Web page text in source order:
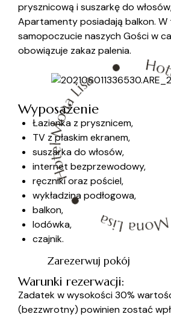
prysznicową i suszarkę do
Apartamenty posiadają balkon.
samopoczucie naszych Gości w
obowiązuje zakaz palenia.
Wyposażenie
Łazienka z prysznicem,
TV z płaskim ekranem,
suszarka do włosów,
internet bezprzewodowy,
ręczniki oraz pościel,
wykładzina podłogowa,
balkon,
lodówka,
czajnik.
Zarezerwuj pokój
Warunki rezerwacji:
Zadatek w wysokości 30%
(bezzwrotny) powinien zostać